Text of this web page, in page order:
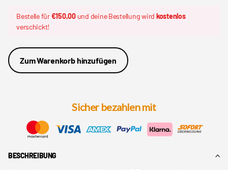
Bestelle für€150,00und deine Bestellung wird kostenlos
verschickt!
Zum Warenkorb hinzufügen
Sicher bezahlen mit
BESCHREIBUNG